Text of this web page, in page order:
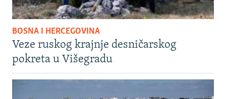
BOSNA I HERCEGOVINA
Veze ruskog krajnje desničarskog
pokreta u Višegradu